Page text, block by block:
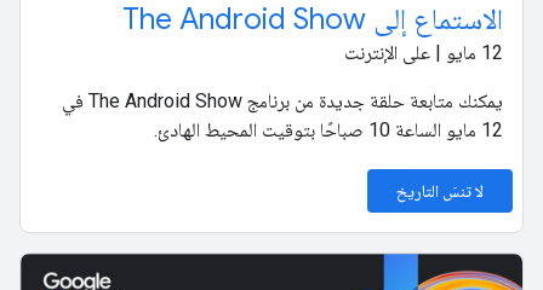
الاستماع إلى The Android Show
‫12 مايو | على الإنترنت
يمكنك متابعة حلقة جديدة من برنامج The Android Show في
12 مايو الساعة 10 صباحًا بتوقيت المحيط الهادئ.
لا تنسَ التاريخ